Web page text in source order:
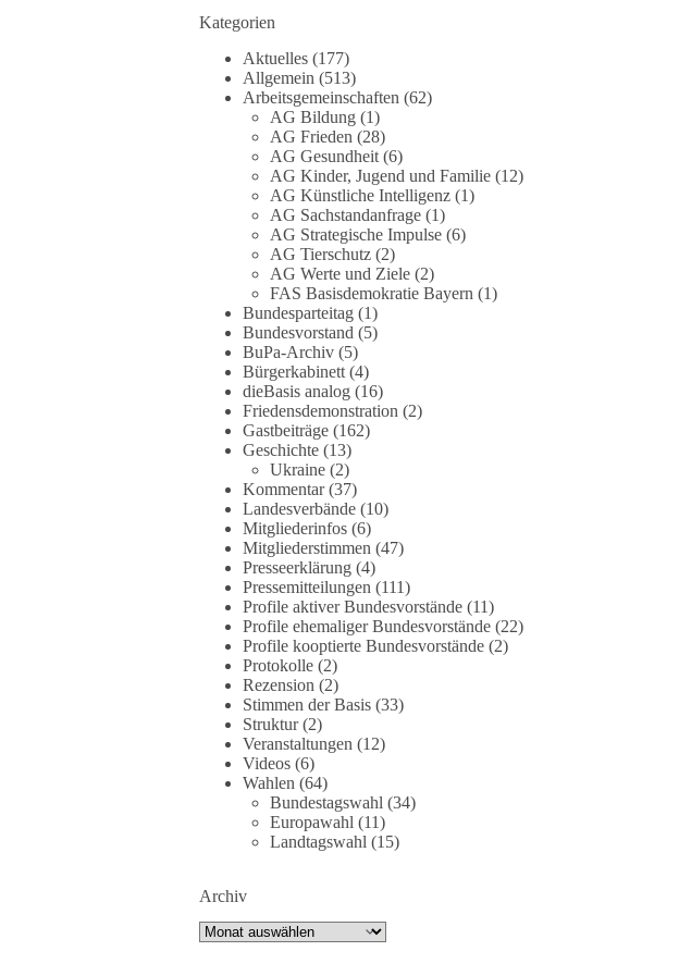
aufgearbeitet.
Auch in Deutschland warten viele Menschen bis
heute auf Antworten:
❓ Wie wurden politische Entscheidungen
getroffen?
❓ Welche Maßnahmen waren notwendig und
welche nicht?
❓Und wer übernimmt die Verantwortung für die
massiven Folgen für Kinder, Familien,
Unternehmen und das Vertrauen in unseren
Rechtsstaat?
🟩🟩🟦🟦🟥🟥🟧🟧
Eine demokratische Gesellschaft lebt nicht davon,
unbequeme Fragen zu vermeiden. Sie lebt davon,
Fragen offen zu stellen und transparent zu
beantworten.
dieBasis fordert deshalb weiterhin eine
unabhängige, vollständige und transparente
Aufarbeitung der Corona-Politik. Ohne
Denkverbote, ohne Vorverurteilungen und ohne
Tabus.
Quellen:https://apnews.com/article/fauci-diaries-
covid-origins-rand-paul-
6b25da9f75a0becbaf2886ab22643e67
https://www.tichyseinblick.de/kolumnen/aus-aller-
welt/usa-tagebuch-fauci-corona-impfung/
#dieBasis #Corona
#Demokratie #Vertrauen
DieBasis
Kategorien
Aktuelles(177)
Allgemein (513)
Arbeitsgemeinschaften (62)
AG Bildung(1)
AG Frieden (28)
AG Gesundheit(6)
AG Kinder, Jugend und Familie(12)
AG Künstliche Intelligenz(1)
AG Sachstandanfrage(1)
AG Strategische Impulse(6)
AG Tierschutz(2)
AG Werte und Ziele(2)
FAS Basisdemokratie Bayern (1)
Bundesparteitag(1)
Bundesvorstand (5)
BuPa-Archiv(5)
Bürgerkabinett(4)
dieBasis analog(16)
Friedensdemonstration (2)
Gastbeiträge(162)
Geschichte(13)
Ukraine(2)
Kommentar(37)
Landesverbände(10)
Mitgliederinfos(6)
Mitgliederstimmen (47)
Presseerklärung(4)
Pressemitteilungen (111)
Profile aktiver Bundesvorstände(11)
Profile ehemaliger Bundesvorstände(22)
Profile kooptierte Bundesvorstände(2)
Protokolle(2)
Rezension (2)
Stimmen der Basis(33)
Struktur(2)
Veranstaltungen (12)
Videos(6)
Wahlen (64)
Bundestagswahl (34)
Europawahl (11)
Landtagswahl (15)
Archiv
Archiv